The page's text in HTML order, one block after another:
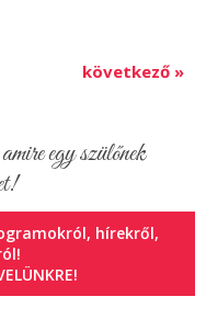
következő »
egy szülőnek
hírekről,